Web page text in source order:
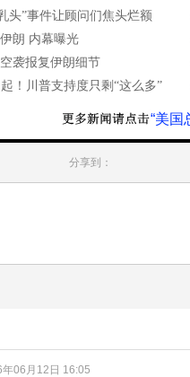
头”事件让顾问们焦头烂额
朗 内幕曝光
袭报复伊朗细节
！川普支持度只剩“这么多”
“美国
分享到：
06月12日 16:05